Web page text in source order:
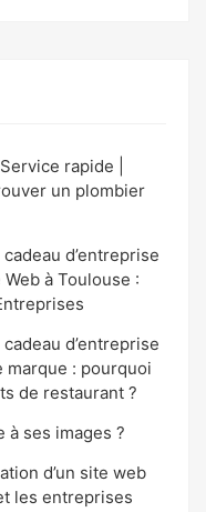
rapide |
un plombier
d’entreprise
à Toulouse :
d’entreprise
marque : pourquoi
de restaurant ?
à ses images ?
d’un site web
les entreprises